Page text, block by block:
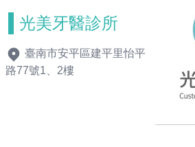
光美牙醫診所
臺南市安平區建平里怡平
路77號1、2樓